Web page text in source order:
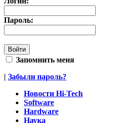
Пароль:
Запомнить меня
| Забыли пароль?
Новости Hi-Tech
Software
Hardware
Наука